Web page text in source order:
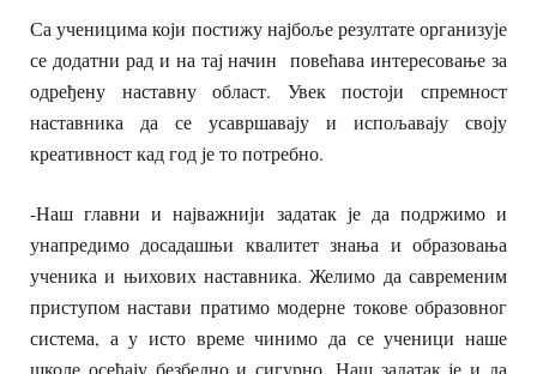
Са ученицима који постижу најбоље резултате организује
се додатни рад и на тај начин повећава интересовање за
одређену наставну област. Увек постоји спремност
наставника да се усавршавају и испољавају своју
креативност кад год је то потребно.
-Наш главни и најважнији задатак је да подржимо и
унапредимо досадашњи квалитет знања и образовања
ученика и њихових наставника. Желимо да савременим
приступом настави пратимо модерне токове образовног
система, а у исто време чинимо да се ученици наше
школе осећају безбедно и сигурно. Наш задатак је и да